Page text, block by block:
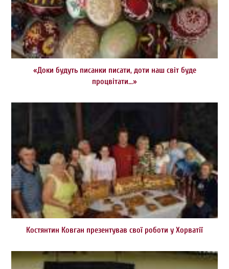
«Доки будуть писанки писати, доти наш світ буде
процвітати…»
Костянтин Ковган презентував свої роботи у Хорватії